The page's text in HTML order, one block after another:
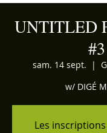
UNTITLED
#3
sam. 14 sept.
  |
w/ DIGÉ
Les